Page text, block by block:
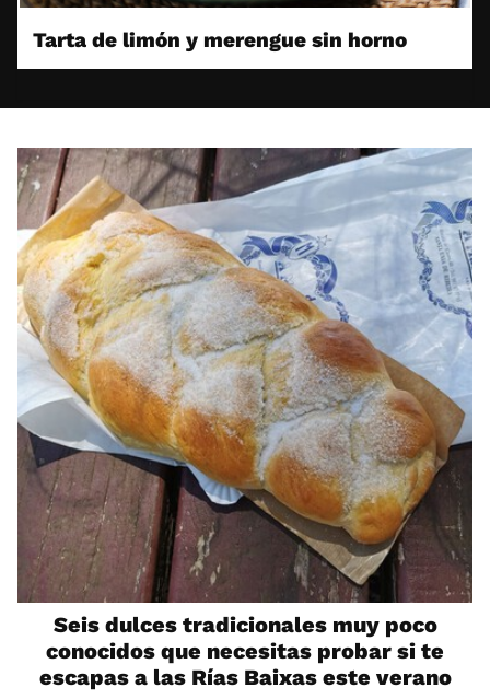
Tarta de limón y merengue sin horno
Seis dulces tradicionales muy poco
conocidos que necesitas probar si te
escapas a las Rías Baixas este verano